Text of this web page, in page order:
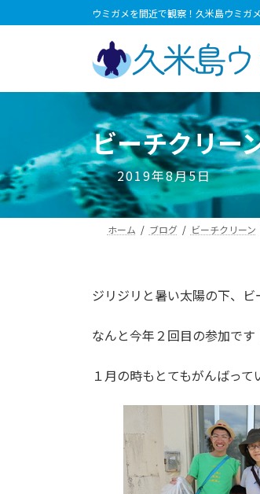
ン
プ
ビ
動
ウミガメを間近で観察！久米島ウミガ
ビーチクリー
2019年8月5日
ホーム ブログ ビーチクリーン
ジリジリと暑い太陽の下、
なんと今年２回目の参加です
１月の時もとてもがんばっ